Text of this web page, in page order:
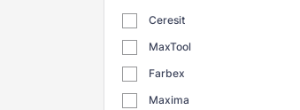
Ceresit
MaxTool
Farbex
Maxima